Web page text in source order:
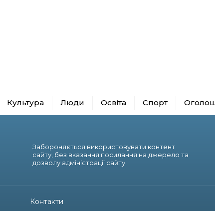
Культура Люди Освіта Спорт
Забороняється використовувати контент
сайту, без вказання посилання на джерело та
дозволу адміністрації сайту.
Контакти